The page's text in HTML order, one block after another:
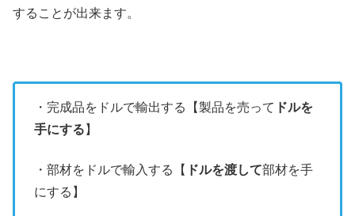
することが出来ます。
・完成品をドルで輸出する【製品を売って ドルを
手にする 】
・部材をドルで輸入する【 ドルを渡して部材を手
にする】